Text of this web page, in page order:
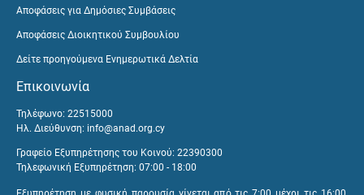
Αποφάσεις για Δημόσιες Συμβάσεις
Αποφάσεις Διοικητικού Συμβουλίου
Δείτε προηγούμενα Ενημερωτικά Δελτία
Επικοινωνία
Τηλέφωνο: 22515000
Ηλ. Διεύθυνση: info@anad.org.cy
Γραφείο Εξυπηρέτησης του Κοινού: 22390300
Τηλεφωνική Εξυπηρέτηση: 07:00 - 18:00